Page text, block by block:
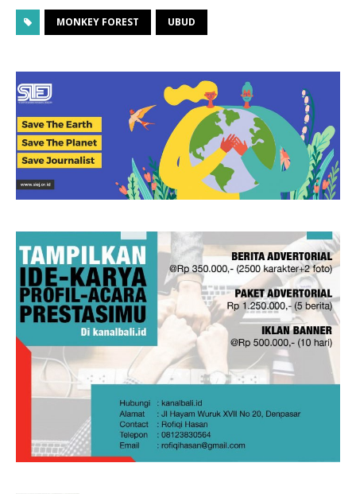
MONKEY FOREST UBUD